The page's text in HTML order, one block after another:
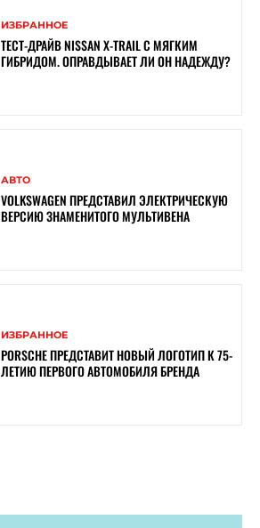
ИЗБРАННОЕ
ТЕСТ-ДРАЙВ NISSAN X-TRAIL С МЯГКИМ
ГИБРИДОМ. ОПРАВДЫВАЕТ ЛИ ОН НАДЕЖДУ?
АВТО
VOLKSWAGEN ПРЕДСТАВИЛ ЭЛЕКТРИЧЕСКУЮ
ВЕРСИЮ ЗНАМЕНИТОГО МУЛЬТИВЕНА
ИЗБРАННОЕ
PORSCHE ПРЕДСТАВИТ НОВЫЙ ЛОГОТИП К 75-
ЛЕТИЮ ПЕРВОГО АВТОМОБИЛЯ БРЕНДА